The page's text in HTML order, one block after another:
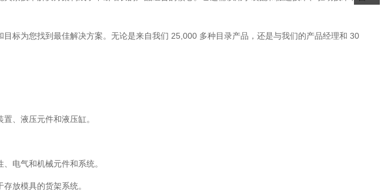
标为您找到最佳解决方案。无论是来自我们 25,000 多种目录产品，还是与我们的产品经理和 30
、液压元件和液压缸。
电气和机械元件和系统。
放模具的货架系统。